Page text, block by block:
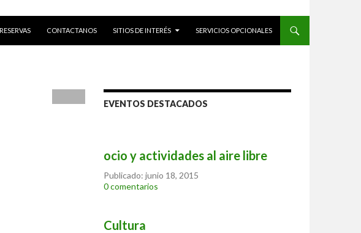
RESERVAS CONTACTANOS SITIOS DE INTERÉS SERVICIOS OPCIONALES
EVENTOS DESTACADOS
ocio y actividades al aire libre
Publicado: junio 18, 2015
0 comentarios
Cultura